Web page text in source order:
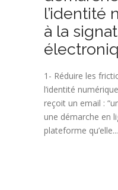
l’identité
à la
1- Réduire les
l’identité
reçoit un email :
une démarche en
plateforme qu’elle...